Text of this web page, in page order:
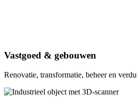
Vastgoed & gebouwen
Renovatie, transformatie, beheer en